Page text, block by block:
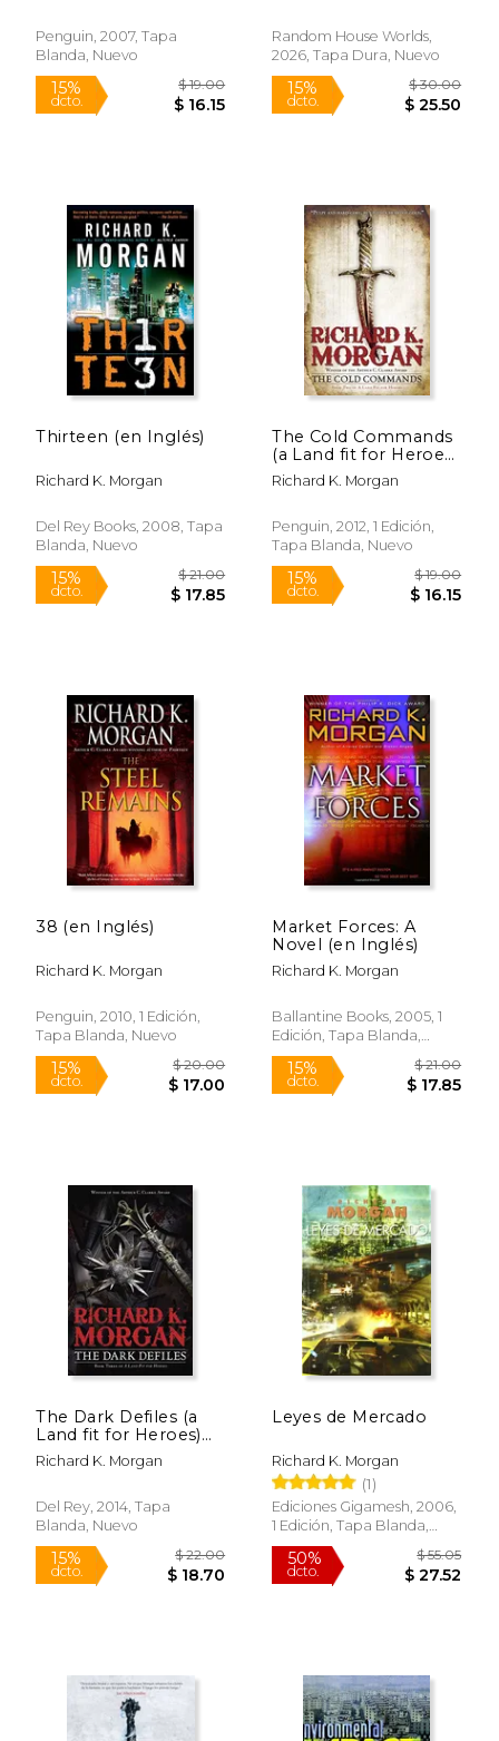
Penguin, 2007, Tapa
Blanda, Nuevo
15%
dcto. $ 16.15
Random House Worlds,
2026, Tapa Dura, Nuevo
15%
dcto.
Rápido
Thirteen (en Inglés)
Richard K. Morgan
Del Rey Books, 2008, Tapa
Blanda, Nuevo
15%
dcto. $ 17.85
The Cold Commands
(a Land fit for Heroes)
(en Inglés)
Richard K. Morgan
Penguin, 2012, 1 Edición,
Tapa Blanda, Nuevo
15%
dcto.
38 (en Inglés)
Richard K. Morgan
Penguin, 2010, 1 Edición,
Tapa Blanda, Nuevo
15% $ 20.00
Market Forces: A
Novel (en Inglés)
Richard K. Morgan
Ballantine Books, 2005, 1
Edición, Tapa Blanda,
Nuevo
15%
The Dark Defiles (a
Land fit for Heroes)
(en Inglés)
Richard K. Morgan
Del Rey, 2014, Tapa
Blanda, Nuevo
Leyes de Mercado
Richard K. Morgan
(1)
Ediciones Gigamesh, 2006,
1 Edición, Tapa Blanda,
Nuevo